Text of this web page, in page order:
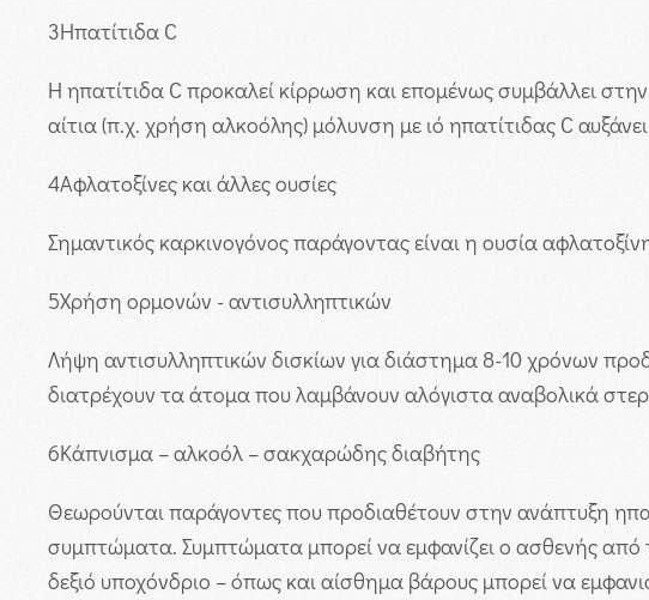
3Ηπατίτιδα C
Η ηπατίτιδα C προκαλεί κίρρωση και επομένως συμβάλλει
αίτια (π.χ. χρήση αλκοόλης) μόλυνση με ιό ηπατίτιδας C
4Αφλατοξίνες και άλλες ουσίες
Σημαντικός καρκινογόνος παράγοντας είναι η ουσία
5Χρήση ορμονών - αντισυλληπτικών
Λήψη αντισυλληπτικών δισκίων για διάστημα 8-10 χρόνων
διατρέχουν τα άτομα που λαμβάνουν αλόγιστα αναβολικά
6Κάπνισμα – αλκοόλ – σακχαρώδης διαβήτης
Θεωρούνται παράγοντες που προδιαθέτουν στην ανάπτυξη
συμπτώματα. Συμπτώματα μπορεί να εμφανίζει ο ασθενής από
δεξιό υποχόνδριο – όπως και αίσθημα βάρους μπορεί να